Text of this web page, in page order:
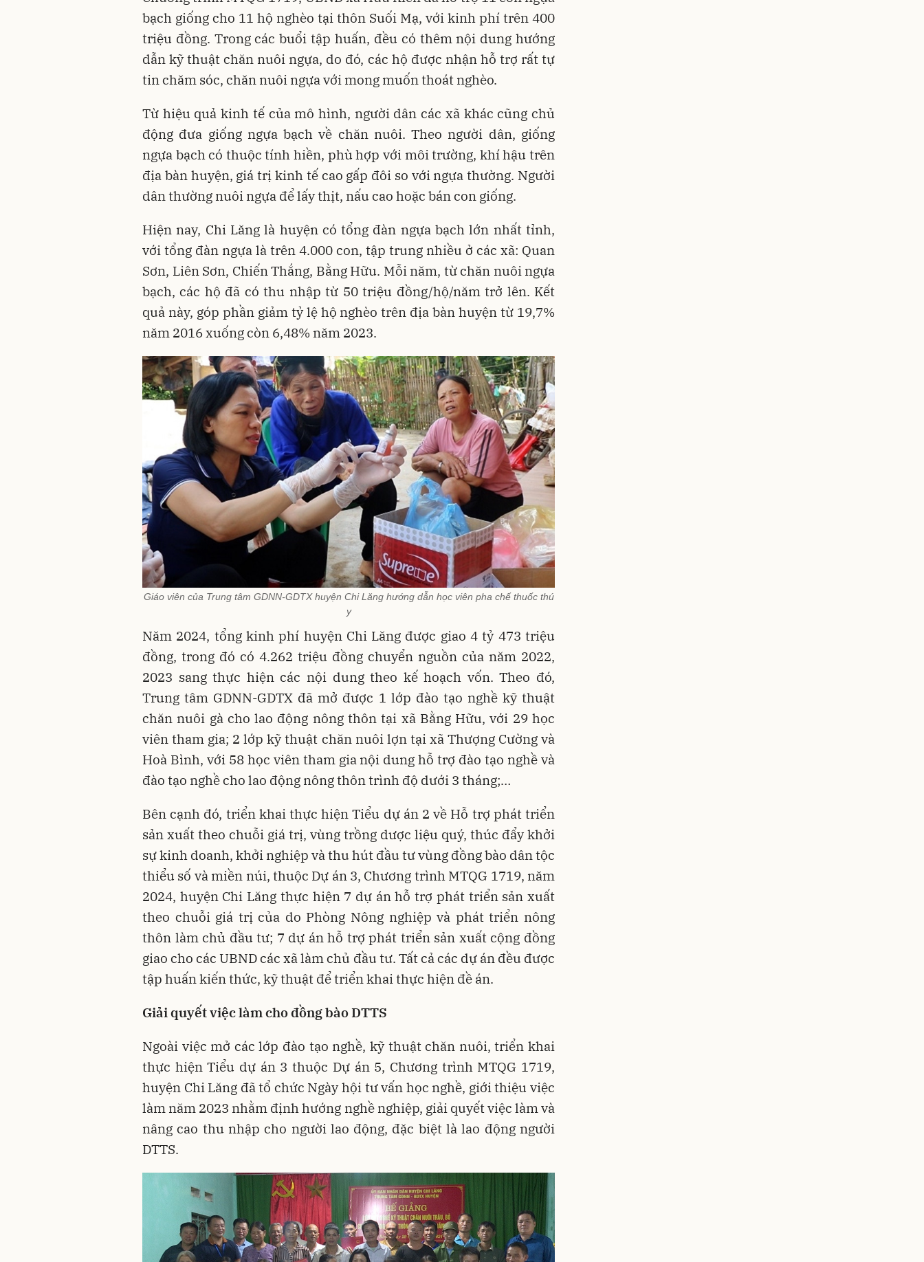
bạch giống cho 11 hộ nghèo tại thôn Suối Mạ, với kinh phí trên 400
triệu đồng. Trong các buổi tập huấn, đều có thêm nội dung hướng
dẫn kỹ thuật chăn nuôi ngựa, do đó, các hộ được nhận hỗ trợ rất tự
tin chăm sóc, chăn nuôi ngựa với mong muốn thoát nghèo.
Từ hiệu quả kinh tế của mô hình, người dân các xã khác cũng chủ
động đưa giống ngựa bạch về chăn nuôi. Theo người dân, giống
ngựa bạch có thuộc tính hiền, phù hợp với môi trường, khí hậu trên
địa bàn huyện, giá trị kinh tế cao gấp đôi so với ngựa thường. Người
dân thường nuôi ngựa để lấy thịt, nấu cao hoặc bán con giống.
Hiện nay, Chi Lăng là huyện có tổng đàn ngựa bạch lớn nhất tỉnh,
với tổng đàn ngựa là trên 4.000 con, tập trung nhiều ở các xã: Quan
Sơn, Liên Sơn, Chiến Thắng, Bằng Hữu. Mỗi năm, từ chăn nuôi ngựa
bạch, các hộ đã có thu nhập từ 50 triệu đồng/hộ/năm trở lên. Kết
quả này, góp phần giảm tỷ lệ hộ nghèo trên địa bàn huyện từ 19,7%
năm 2016 xuống còn 6,48% năm 2023.
Giáo viên của Trung tâm GDNN-GDTX huyện Chi Lăng hướng dẫn học viên pha chế thuốc thú
y
Năm 2024, tổng kinh phí huyện Chi Lăng được giao 4 tỷ 473 triệu
đồng, trong đó có 4.262 triệu đồng chuyển nguồn của năm 2022,
2023 sang thực hiện các nội dung theo kế hoạch vốn. Theo đó,
Trung tâm GDNN-GDTX đã mở được 1 lớp đào tạo nghề kỹ thuật
chăn nuôi gà cho lao động nông thôn tại xã Bằng Hữu, với 29 học
viên tham gia; 2 lớp kỹ thuật chăn nuôi lợn tại xã Thượng Cường và
Hoà Bình, với 58 học viên tham gia nội dung hỗ trợ đào tạo nghề và
đào tạo nghề cho lao động nông thôn trình độ dưới 3 tháng;…
Bên cạnh đó, triển khai thực hiện Tiểu dự án 2 về Hỗ trợ phát triển
sản xuất theo chuỗi giá trị, vùng trồng dược liệu quý, thúc đẩy khởi
sự kinh doanh, khởi nghiệp và thu hút đầu tư vùng đồng bào dân tộc
thiểu số và miền núi, thuộc Dự án 3, Chương trình MTQG 1719, năm
2024, huyện Chi Lăng thực hiện 7 dự án hỗ trợ phát triển sản xuất
theo chuỗi giá trị của do Phòng Nông nghiệp và phát triển nông
thôn làm chủ đầu tư; 7 dự án hỗ trợ phát triển sản xuất cộng đồng
giao cho các UBND các xã làm chủ đầu tư. Tất cả các dự án đều được
tập huấn kiến thức, kỹ thuật để triển khai thực hiện đề án.
Giải quyết việc làm cho đồng bào DTTS
Ngoài việc mở các lớp đào tạo nghề, kỹ thuật chăn nuôi, triển khai
thực hiện Tiểu dự án 3 thuộc Dự án 5, Chương trình MTQG 1719,
huyện Chi Lăng đã tổ chức Ngày hội tư vấn học nghề, giới thiệu việc
làm năm 2023 nhằm định hướng nghề nghiệp, giải quyết việc làm và
nâng cao thu nhập cho người lao động, đặc biệt là lao động người
DTTS.